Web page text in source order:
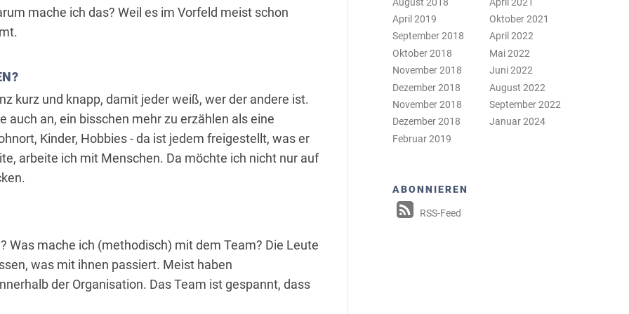
mache ich das? Weil es im Vorfeld meist schon
kurz und knapp, damit jeder weiß, wer der andere ist.
an, ein bisschen mehr zu erzählen als eine
Kinder, Hobbies - da ist jedem freigestellt, was er
arbeite ich mit Menschen. Da möchte ich nicht nur auf
Was mache ich (methodisch) mit dem Team? Die Leute
was mit ihnen passiert. Meist haben
der Organisation. Das Team ist gespannt, dass
April 2019
September 2018
Oktober 2018
November 2018
Dezember 2018
November 2018
Dezember 2018
Februar 2019
Oktober 2021
April 2022
Mai 2022
Juni 2022
August 2022
September 2022
Januar 2024
ABONNIEREN
RSS-Feed